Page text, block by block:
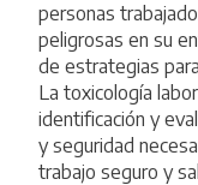
personas
peligrosas en su
de estrategias
La toxicología
identificación y
y seguridad
trabajo seguro y